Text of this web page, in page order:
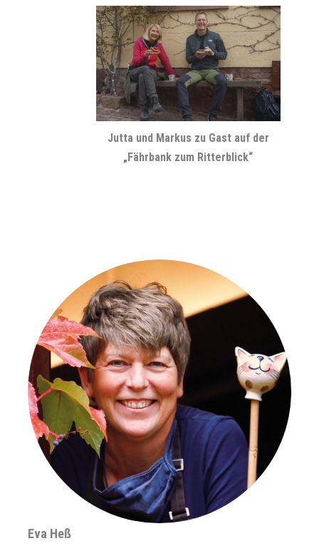
Eva Heß
Jutta und Markus zu Gast auf der
„Fährbank zum Ritterblick“